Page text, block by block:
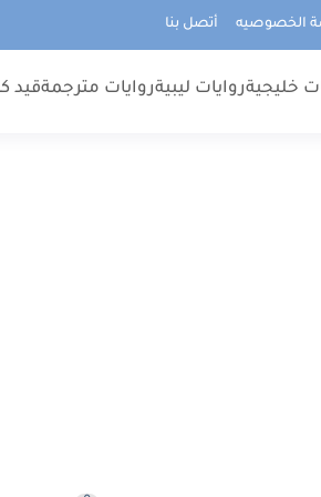
الخصوصيه أتصل بنا
خليجيةروايات ليبيةروايات مترجمةقيد